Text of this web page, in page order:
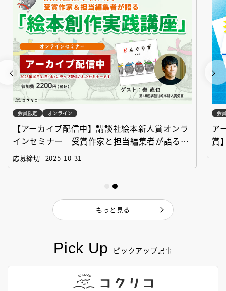
Pick Up ピックアップ記事
会員限定 オンライン
【アーカイブ配信中】講談社絵本新人賞オンラ
インセミナー 受賞作家と担当編集者が語る
「絵本創作実践講座」
応募締切 2025-10-31
会
ア
賞
もっと見る